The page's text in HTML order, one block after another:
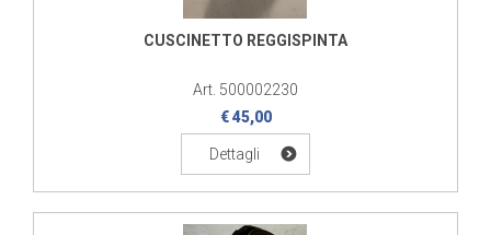
CUSCINETTO REGGISPINTA
Art. 500002230
€ 45,00
Dettagli